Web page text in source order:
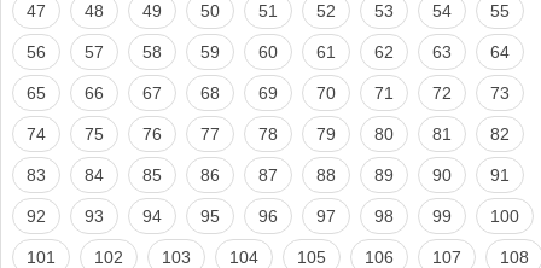
47 48 49 50 51 52 53 54 55
56 57 58 59 60 61 62 63 64
65 66 67 68 69 70 71 72 73
74 75 76 77 78 79 80 81 82
83 84 85 86 87 88 89 90 91
92 93 94 95 96 97 98 99 100
101 102 103 104 105 106 107 108